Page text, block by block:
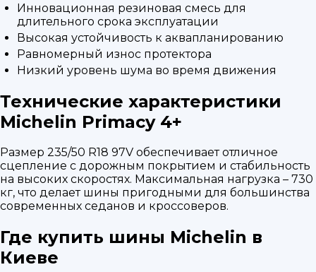
Инновационная резиновая смесь для
длительного срока эксплуатации
Высокая устойчивость к аквапланированию
Равномерный износ протектора
Низкий уровень шума во время движения
Технические характеристики
Michelin Primacy 4+
Размер 235/50 R18 97V обеспечивает отличное
сцепление с дорожным покрытием и стабильность
на высоких скоростях. Максимальная нагрузка – 730
кг, что делает шины пригодными для большинства
современных седанов и кроссоверов.
Где купить шины Michelin в
Киеве